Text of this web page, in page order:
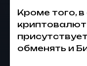
Кроме того,
обменять и